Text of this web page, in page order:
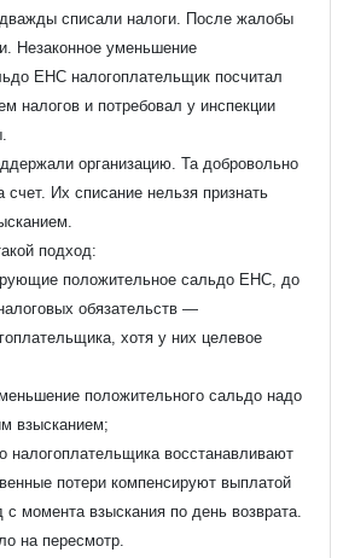
списали налоги. После жалобы
Незаконное уменьшение
ЕНС налогоплательщик посчитал
налогов и потребовал у инспекции
организацию. Та добровольно
счет. Их списание нельзя признать
подход:
положительное сальдо ЕНС, до
обязательств —
хотя у них целевое
положительного сальдо надо
взысканием;
восстанавливают
потери компенсируют выплатой
с момента взыскания по день возврата.
на пересмотр.
комплекта